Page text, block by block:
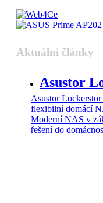
Aktuální články
Asustor
Asustor
flexibilní domácí
Moderní NAS v
řešení do